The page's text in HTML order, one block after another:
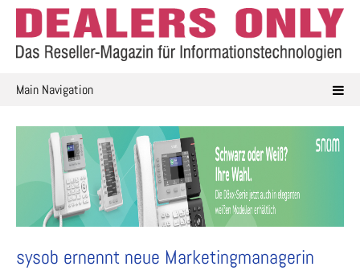
Skip
content
Main Navigation
sysob ernennt neue Marketingmanagerin